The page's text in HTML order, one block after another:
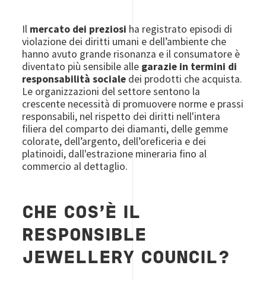
Il mercato dei preziosi ha registrato episodi di
violazione dei diritti umani e dell’ambiente che
hanno avuto grande risonanza e il consumatore è
diventato più sensibile alle garazie in termini di
responsabilità sociale dei prodotti che acquista.
Le organizzazioni del settore sentono la
crescente necessità di promuovere norme e prassi
responsabili, nel rispetto dei diritti nell'intera
filiera del comparto dei diamanti, delle gemme
colorate, dell’argento, dell’oreficeria e dei
platinoidi, dall'estrazione mineraria fino al
commercio al dettaglio.
CHE COS'È IL
RESPONSIBLE
JEWELLERY COUNCIL?